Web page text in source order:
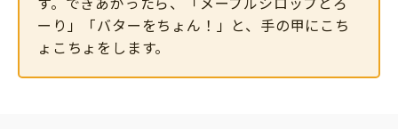
ーり」「バターをちょん！」と、手の甲にこち
ょこちょをします。